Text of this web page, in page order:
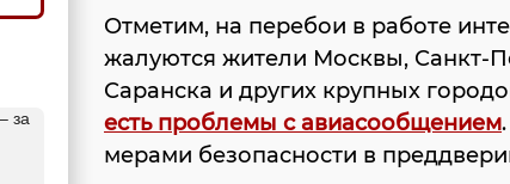
Отметим, на перебои в работе
жалуются жители Москвы, Санкт-
Саранска и других крупных
есть проблемы с авиасообщением
мерами безопасности в